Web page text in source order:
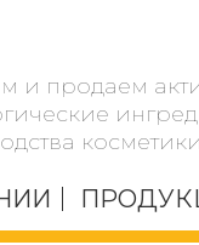
и продаем
косметики